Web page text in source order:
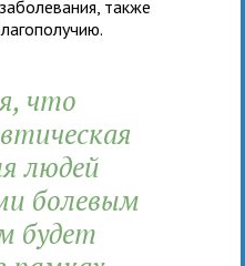
также
что
людей
болевым
будет